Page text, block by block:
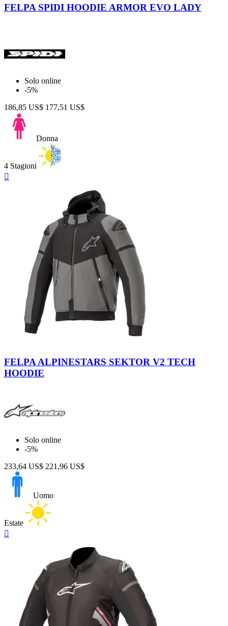
Bianco
FELPA SPIDI HOODIE ARMOR EVO LADY
Solo online
-5%
186,85 US$ 177,51 US$
Donna
4 Stagioni

Bright
Red
Gray-
Black-
Yellow
Black-
Orange
Fluo
FELPA ALPINESTARS SEKTOR V2 TECH
HOODIE
Solo online
-5%
233,64 US$ 221,96 US$
Uomo
Estate
